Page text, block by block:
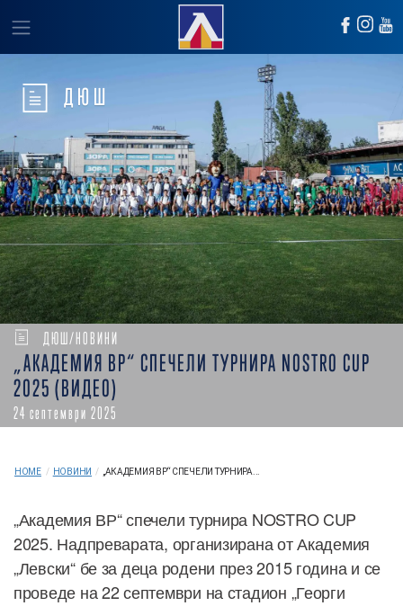
ДЮШ
ДЮШ/НОВИНИ
„АКАДЕМИЯ ВР“ СПЕЧЕЛИ ТУРНИРА NOSTRO CUP
2025 (ВИДЕО)
24 септември 2025
HOME / НОВИНИ / „АКАДЕМИЯ ВР“ СПЕЧЕЛИ ТУРНИРА...
„Академия ВР“ спечели турнира NOSTRO CUP
2025. Надпреварата, организирана от Академия
„Левски“ бе за деца родени през 2015 година и се
проведе на 22 септември на стадион „Георги